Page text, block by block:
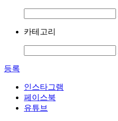
카테고리
등록
인스타그램
페이스북
유튜브